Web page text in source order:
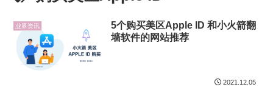
业界资讯
5个购买美区Apple ID 和小火箭翻
墙软件的网站推荐
2021.12.05